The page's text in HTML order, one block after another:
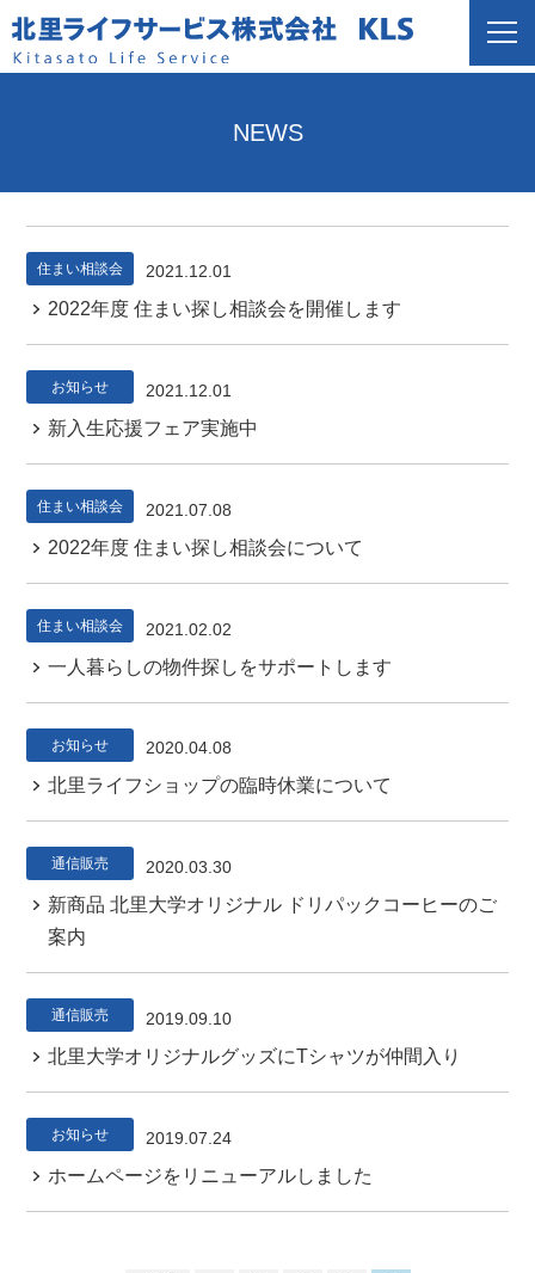
NEWS
住まい相談会 2021.12.01
2022年度 住まい探し相談会を開催します
お知らせ 2021.12.01
新入生応援フェア実施中
住まい相談会 2021.07.08
2022年度 住まい探し相談会について
住まい相談会 2021.02.02
一人暮らしの物件探しをサポートします
お知らせ 2020.04.08
北里ライフショップの臨時休業について
通信販売 2020.03.30
新商品 北里大学オリジナル ドリパックコーヒーのご
案内
通信販売 2019.09.10
北里大学オリジナルグッズにTシャツが仲間入り
お知らせ 2019.07.24
ホームページをリニューアルしました